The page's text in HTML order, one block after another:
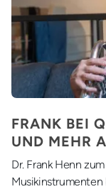
FRANK BEI
UND MEHR
Dr. Frank Henn
Musikinstrumenten